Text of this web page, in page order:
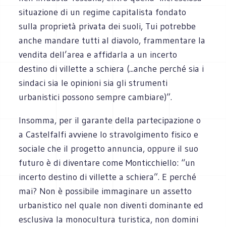
situazione di un regime capitalista fondato
sulla proprietà privata dei suoli, Tui potrebbe
anche mandare tutti al diavolo, frammentare la
vendita dell’area e affidarla a un incerto
destino di villette a schiera (...anche perché sia i
sindaci sia le opinioni sia gli strumenti
urbanistici possono sempre cambiare)”.
Insomma, per il garante della partecipazione o
a Castelfalfi avviene lo stravolgimento fisico e
sociale che il progetto annuncia, oppure il suo
futuro è di diventare come Monticchiello: “un
incerto destino di villette a schiera”. E perché
mai? Non è possibile immaginare un assetto
urbanistico nel quale non diventi dominante ed
esclusiva la monocultura turistica, non domini